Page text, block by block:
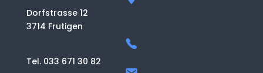
Dorfstrasse 12
3714 Frutigen
Tel. 033 671 30 82